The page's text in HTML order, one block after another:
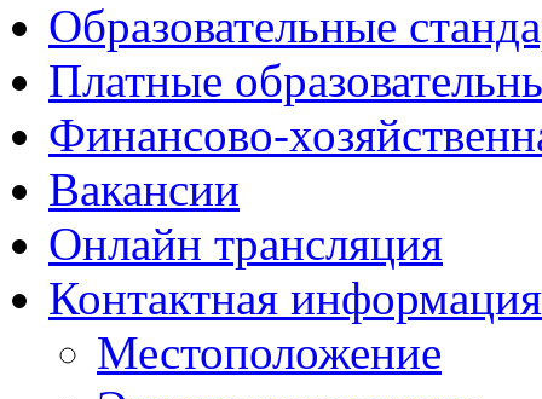
Образовательные
Платные
Финансово-
Вакансии
Онлайн трансляция
Контактная информация
Местоположение